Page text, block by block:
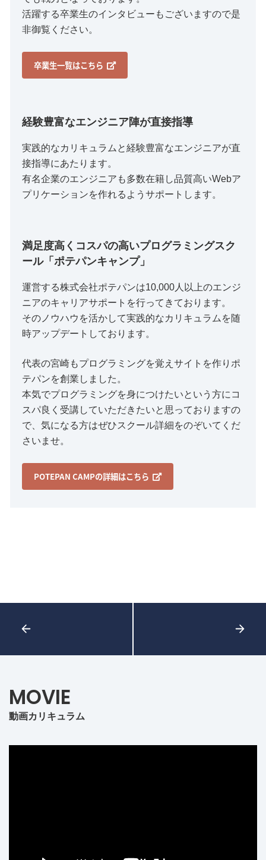
活躍する卒業生のインタビューもございますので是
非御覧ください。
卒業生一覧はこちら
経験豊富なエンジニア陣が直接指導
実践的なカリキュラムと経験豊富なエンジニアが直
接指導にあたります。
有名企業のエンジニアも多数在籍し品質高いWebア
プリケーションを作れるようサポートします。
満足度高くコスパの高いプログラミングスク
ール「ポテパンキャンプ」
運営する株式会社ポテパンは10,000人以上のエンジ
ニアのキャリアサポートを行ってきております。
そのノウハウを活かして実践的なカリキュラムを随
時アップデートしております。
代表の宮崎もプログラミングを覚えサイトを作りポ
テパンを創業しました。
本気でプログラミングを身につけたいという方にコ
スパ良く受講していただきたいと思っておりますの
で、気になる方はぜひスクール詳細をのぞいてくだ
さいませ。
POTEPAN CAMPの詳細はこちら
MOVIE
動画カリキュラム